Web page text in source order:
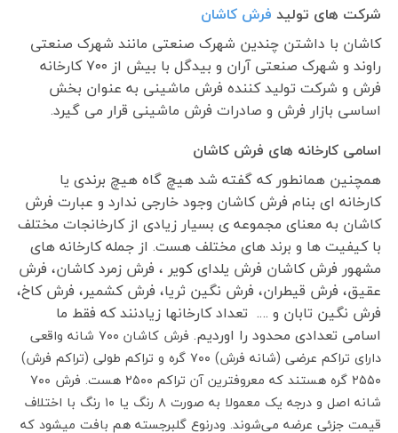
شرکت های تولید فرش کاشان
کاشان با داشتن چندین شهرک صنعتی مانند شهرک صنعتی
راوند و شهرک صنعتی آران و بیدگل با بیش از ۷۰۰ کارخانه
فرش و شرکت تولید کننده فرش ماشینی به عنوان بخش
اساسی بازار فرش و صادرات فرش ماشینی قرار می گیرد.
اسامی کارخانه های فرش کاشان
همچنین همانطور که گفته شد هیچ گاه هیچ برندی یا
کارخانه ای بنام فرش کاشان وجود خارجی ندارد و عبارت فرش
کاشان به معنای مجموعه ی بسیار زیادی از کارخانجات مختلف
با کیفیت ها و برند های مختلف هست. از جمله کارخانه های
مشهور فرش کاشان فرش یلدای کویر ، فرش زمرد کاشان، فرش
عقیق، فرش قیطران، فرش نگین ثریا، فرش کشمیر، فرش کاخ،
فرش نگین تابان و …. تعداد کارخانها زیادنند که فقط ما
اسامی تعدادی محدود را اوردیم.
فرش کاشان ۷۰۰ شانه واقعی
دارای تراکم عرضی (شانه فرش) ۷۰۰ گره و تراکم طولی (تراکم فرش)
۲۵۵۰ گره هستند که معروفترین آن تراکم ۲۵۰۰ هست. فرش ۷۰۰
شانه اصل و درجه یک معمولا به صورت ۸ رنگ یا ۱۰ رنگ با اختلاف
قیمت جزئی عرضه می‌شوند. ودرنوع گلبرجسته هم بافت میشود که